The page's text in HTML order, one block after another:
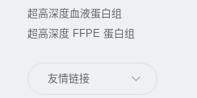
超高深度血液蛋白组
超高深度 FFPE 蛋白组
友情链接